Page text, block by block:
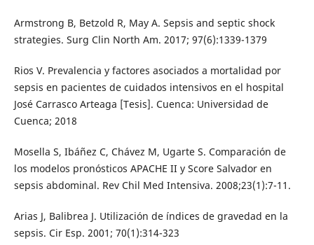
Armstrong B, Betzold R, May A. Sepsis and septic shock
strategies. Surg Clin North Am. 2017; 97(6):1339-1379
Rios V. Prevalencia y factores asociados a mortalidad por
sepsis en pacientes de cuidados intensivos en el hospital
José Carrasco Arteaga [Tesis]. Cuenca: Universidad de
Cuenca; 2018
Mosella S, Ibáñez C, Chávez M, Ugarte S. Comparación de
los modelos pronósticos APACHE II y Score Salvador en
sepsis abdominal. Rev Chil Med Intensiva. 2008;23(1):7-11.
Arias J, Balibrea J. Utilización de índices de gravedad en la
sepsis. Cir Esp. 2001; 70(1):314-323